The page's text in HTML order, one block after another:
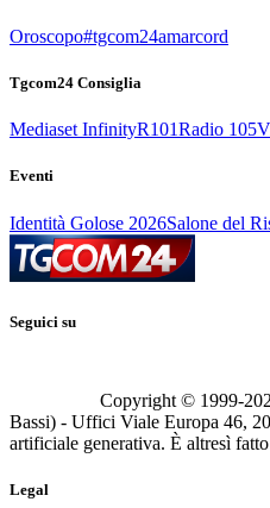
Oroscopo#tgcom24amarcord
Tgcom24 Consiglia
Mediaset InfinityR101Radio 105
Eventi
Identità Golose 2026Salone del
Seguici su
Copyright © 1999-
Bassi) - Uffici Viale Europa 46,
artificiale generativa. È altresì
Legal